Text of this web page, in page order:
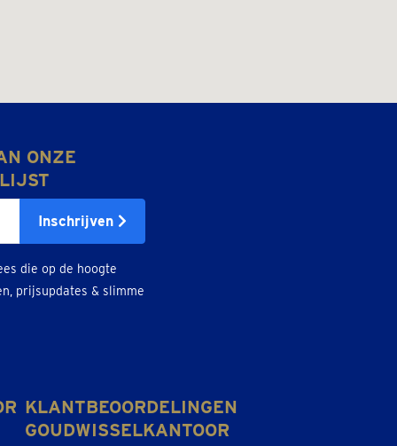
ONZE
Inschrijven
die op de hoogte
prijsupdates & slimme
KLANTBEOORDELINGEN
GOUDWISSELKANTOOR